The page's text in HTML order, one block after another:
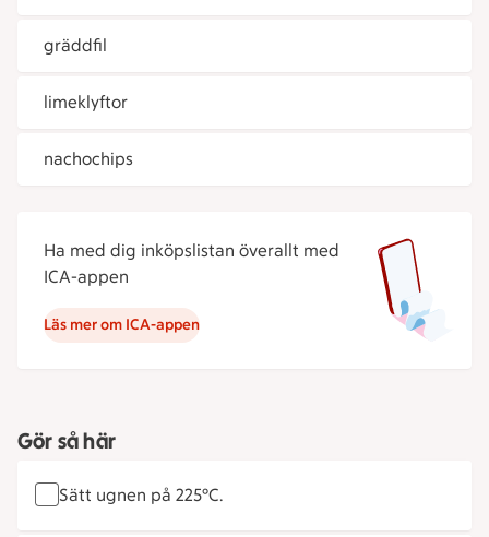
gräddfil
limeklyftor
nachochips
Ha med dig inköpslistan överallt med
ICA-appen
Läs mer om ICA-appen
Gör så här
Sätt ugnen på 225°C.